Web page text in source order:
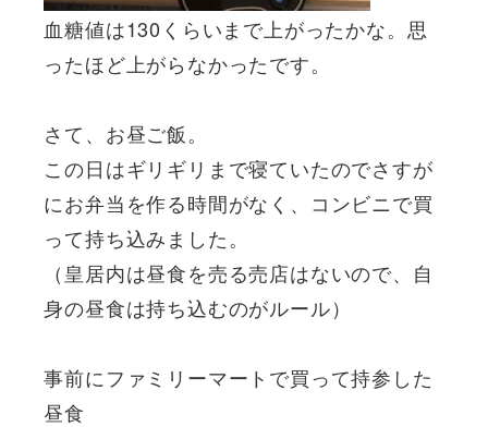
血糖値は130くらいまで上がったかな。思
ったほど上がらなかったです。
さて、お昼ご飯。
この日はギリギリまで寝ていたのでさすが
にお弁当を作る時間がなく、コンビニで買
って持ち込みました。
（皇居内は昼食を売る売店はないので、自
身の昼食は持ち込むのがルール）
事前にファミリーマートで買って持参した
昼食